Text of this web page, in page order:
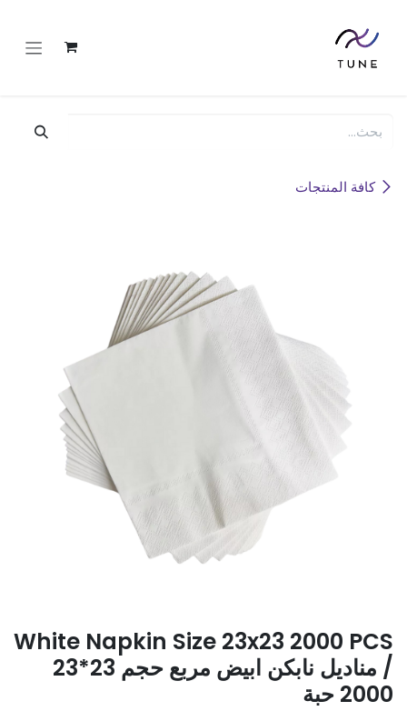
كافة المنتجات
White Napkin Size 23x23 2000 PCS
/ مناديل نابكن ابيض مربع حجم 23*23
2000 حبة